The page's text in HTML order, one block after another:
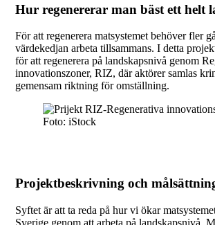
Hur regenererar man bäst ett helt
För att regenerera matsystemet behöver fler
värdekedjan arbeta tillsammans. I detta
för att regenerera på landskapsnivå genom
innovationszoner, RIZ, där aktörer samlas
gemensam riktning för omställning.
Foto: iStock
Projektbeskrivning och
Syftet är att ta reda på hur vi ökar
Sverige genom att arbeta på landskapsnivå.